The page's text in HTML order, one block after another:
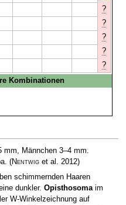
?
?
?
?
?
Kombinationen
mm, Männchen 3–4 mm.
(Nentwiget al. 2012)
schimmernden Haaren
dunkler. Opisthosomaim
W-Winkelzeichnung auf